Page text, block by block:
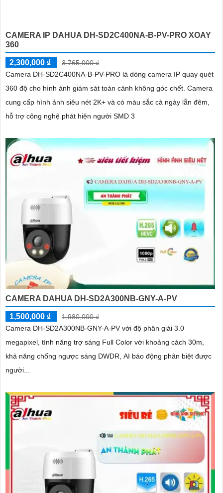
CAMERA IP DAHUA DH-SD2C400NA-B-PV-PRO XOAY
360
2,300,000 ₫
3,765,000 ₫
Camera DH-SD2C400NA-B-PV-PRO là dòng camera IP quay quét
360 độ cho hình ảnh giám sát toàn cảnh không góc chết. Camera
cung cấp hình ảnh siêu nét 2K+ và có màu sắc cả ngày lẫn đêm,
hỗ trợ công nghệ phát hiện người SMD 3
CAMERA DAHUA DH-SD2A300NB-GNY-A-PV
1,500,000 ₫
1,980,000 ₫
Camera DH-SD2A300NB-GNY-A-PV với độ phân giải 3.0
megapixel, tính năng trợ sáng Full Color với khoảng cách 30m,
khả năng chống ngược sáng DWDR, AI báo động phân biệt được
người...